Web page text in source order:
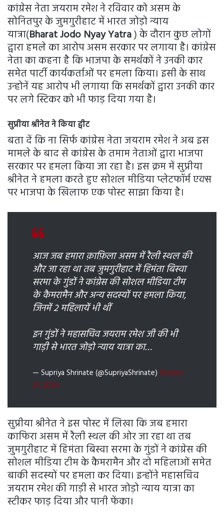
कांग्रेस नेता जयराम रमेश ने रविवार को असम के
सोनितपुर के जुमगुरीहाट में भारत जोड़ो न्याय
यात्रा(Bharat Jodo Nyay Yatra) के दौरान कुछ लोगों
द्वारा हमले का आरोप असम सरकार पर लगाया है। कांग्रेस
नेता का कहना है कि भाजपा के समर्थकों ने उनकी कार
समेत पार्टी कार्यकर्ताओं पर हमला किया। इसी के साथ
उन्होनें यह आरोप भी लगाया कि समर्थकों द्वारा उनकी कार
पर लगे स्टिकर को भी फाड़ दिया गया है।
सुप्रीया श्रीनेत ने किया ट्वीट
बता दें कि ना सिर्फ कांग्रेस नेता जयराम रमेश ने अब इस
मामले के बाद से कांग्रेस के तमाम नेताओं द्वारा भाजपा
सरकार पर हमला किया जा रहा है। इस क्रम में सुप्रीया
श्रीनेत ने हमला करते हुए सोशल मीडिया प्लेटफॉर्म एक्स
पर भाजपा के खिलाफ एक पोस्ट साझा किया है।
आज जब हमारा क़ाफ़िला असम में रैली स्थल की
और जा रहा था तब जुमगुरीहाट में हिमंता बिस्वा
सरमा के गुंडों ने कांग्रेस की सोशल मीडिया टीम
के कैमरामैन और अन्य सदस्यों पर हमला किया,
जिनमें 2 महिलायें भी थीं
इन गुंडों ने महासचिव जयराम रमेश जी की भी
गाड़ी से भारत जोड़ो न्याय यात्रा का…
— Supriya Shrinate (@SupriyaShrinate) January
21, 2024
सुप्रीया श्रीनेत ने इस पोस्ट में लिखा कि जब हमारा
काफिरा असम में रैली स्थल की ओर जा रहा था तब
जुमगुरीहाट में हिमंता बिस्वा सरमा के गुंडों ने कांग्रेस की
सोशल मीडिया टीम के कैमरामैन और दो महिलाओं समेत
बाकी सदस्यों पर हमला कर दिया। इन्होंने महासचिव
जयराम रमेश की गाड़ी से भारत जोड़ो न्याय यात्रा का
स्टीकर फाड़ दिया और पानी फेंका।